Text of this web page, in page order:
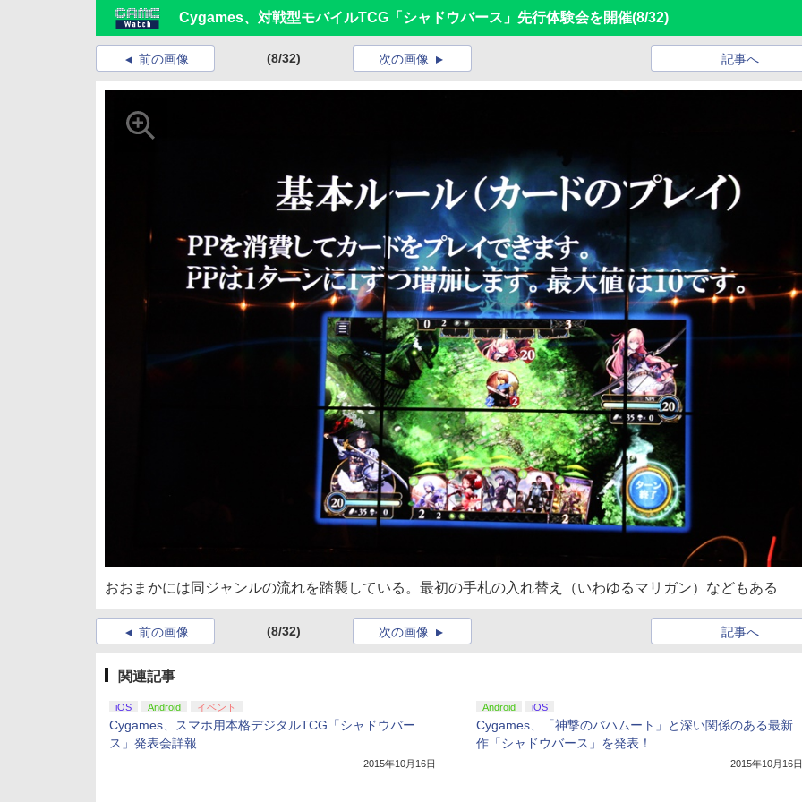
Cygames、対戦型モバイルTCG「シャドウバース」先行体験会を開催(8/32)
前の画像 (8/32) 記事へ
次の画像
おおまかには同ジャンルの流れを踏襲している。最初の手札の入れ替え（いわゆるマリガン）などもある
前の画像 (8/32) 記事へ
次の画像
関連記事
iOS Android イベント
Cygames、スマホ用本格デジタルTCG「シャドウバー
ス」発表会詳報
2015年10月16日
Android iOS
Cygames、「神撃のバハムート」と深い関係のある最新
作「シャドウバース」を発表！
2015年10月16日